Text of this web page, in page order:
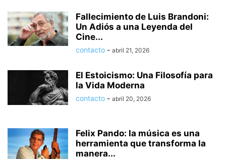
Fallecimiento de Luis Brandoni:
Un Adiós a una Leyenda del
Cine...
contacto - abril 21, 2026
El Estoicismo: Una Filosofía para
la Vida Moderna
contacto - abril 20, 2026
Felix Pando: la música es una
herramienta que transforma la
manera...